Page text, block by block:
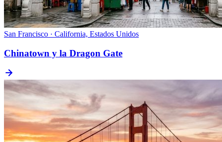
San Francisco · California, Estados Unidos
Chinatown y la Dragon Gate